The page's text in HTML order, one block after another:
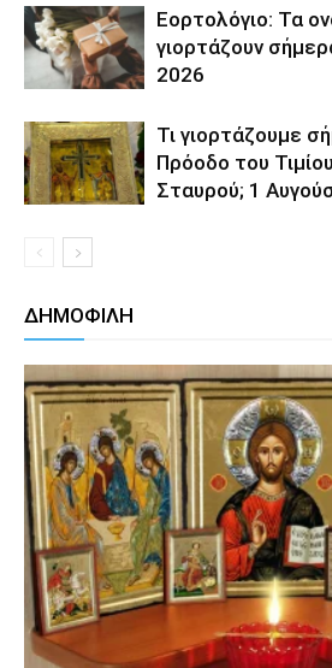
Εορτολόγιο: Τα
γιορτάζουν
2026
Τι γιορτάζουμε
Πρόοδο του
Σταυρού; 1
ΔΗΜΟΦΙΛΗ